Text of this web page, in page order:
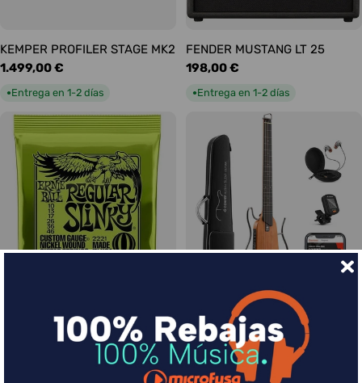
KEMPER PROFILER STAGE MK2
Precio
habitual
1.499,00 €
●Entrega en 1-2 días
FENDER MUSTANG LT 25
Precio
habitual
198,00 €
●Entrega en 1-2 días
Slinky Regular 10-46
DONNER HUSH-I Silent Guitar
Caoba
Precio
habitual
339,00 €
Entrega en 1-2 días